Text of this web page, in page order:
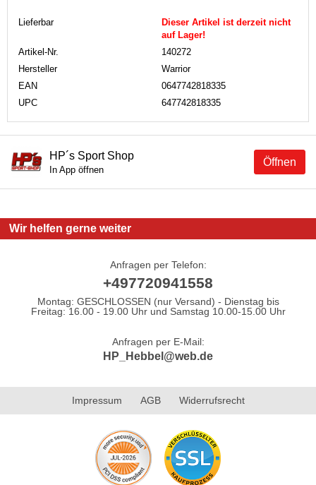
Lieferbar
Dieser Artikel ist derzeit nicht
auf Lager!
Artikel-Nr.
140272
Hersteller
Warrior
EAN
0647742818335
UPC
647742818335
Öffnen
HP´s Sport Shop
In App öffnen
Wir helfen gerne weiter
Anfragen per Telefon:
+497720941558
Montag: GESCHLOSSEN (nur Versand) - Dienstag bis
Freitag: 16.00 - 19.00 Uhr und Samstag 10.00-15.00 Uhr
Anfragen per E-Mail:
HP_Hebbel@web.de
Impressum AGB Widerrufsrecht